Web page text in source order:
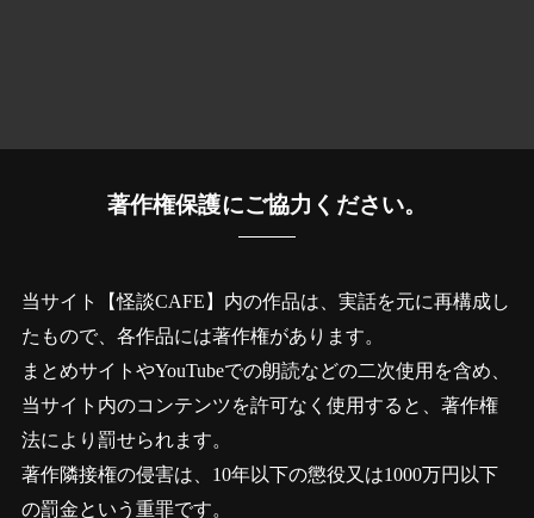
著作権保護にご協力ください。
当サイト【怪談CAFE】内の作品は、実話を元に再構成し
たもので、各作品には著作権があります。
まとめサイトやYouTubeでの朗読などの二次使用を含め、
当サイト内のコンテンツを許可なく使用すると、著作権
法により罰せられます。
著作隣接権の侵害は、10年以下の懲役又は1000万円以下
の罰金という重罪です。